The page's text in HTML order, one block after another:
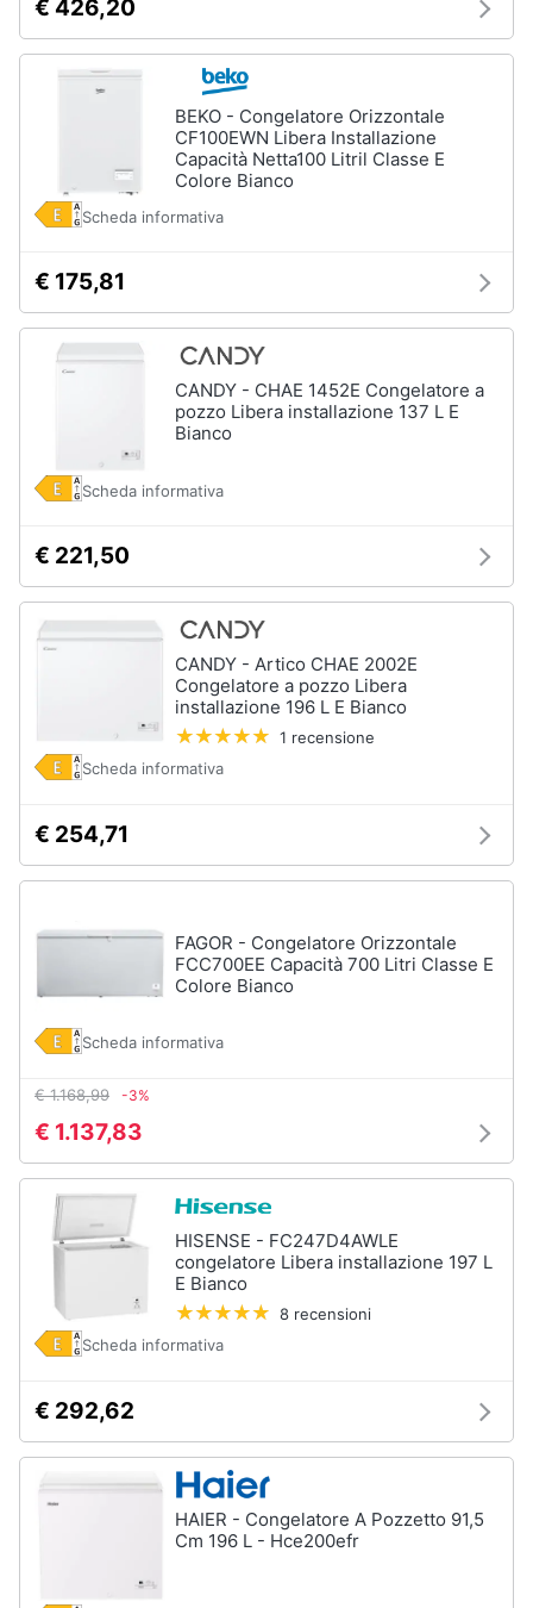
cucire
professionali
Friggitrice
professionale
tutti
Elettrodomestici
in
offerta
offerta
Microonde
offerta
€ 426,20
BEKO - Congelatore Orizzontale
CF100EWN Libera Installazione
Capacità Netta100 Litril Classe E
Colore Bianco
Scheda informativa
€ 175,81
CANDY - CHAE 1452E Congelatore a
pozzo Libera installazione 137 L E
Bianco
Scheda informativa
€ 221,50
CANDY - Artico CHAE 2002E
Congelatore a pozzo Libera
installazione 196 L E Bianco
1 recensione
Scheda informativa
€ 254,71
FAGOR - Congelatore Orizzontale
FCC700EE Capacità 700 Litri Classe E
Colore Bianco
Scheda informativa
€ 1.168,99 -3%
€ 1.137,83
HISENSE - FC247D4AWLE
congelatore Libera installazione 197 L
E Bianco
8 recensioni
Scheda informativa
€ 292,62
HAIER - Congelatore A Pozzetto 91,5
Cm 196 L - Hce200efr